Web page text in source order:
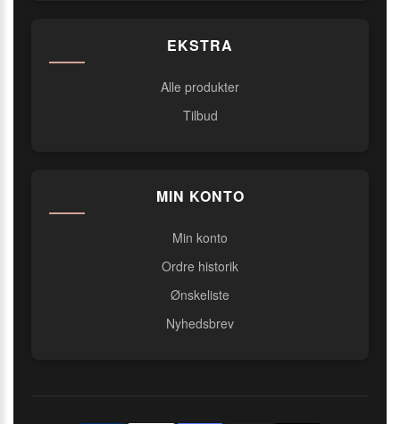
EKSTRA
Alle produkter
Tilbud
MIN KONTO
Min konto
Ordre historik
Ønskeliste
Nyhedsbrev